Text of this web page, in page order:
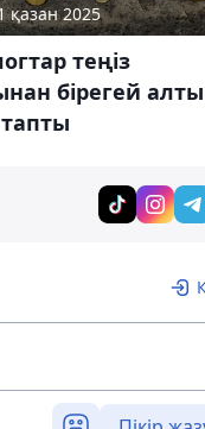
қазан 2025
теңіз
бірегей